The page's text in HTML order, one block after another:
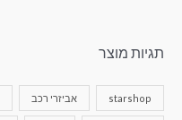
תגיות מוצר
starshop אביזרי רכב